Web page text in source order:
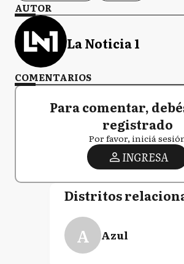
AUTOR
La Noticia 1
COMENTARIOS
Para comentar,
registrado
Por favor, iniciá
INGRESA
Distritos
A Azul